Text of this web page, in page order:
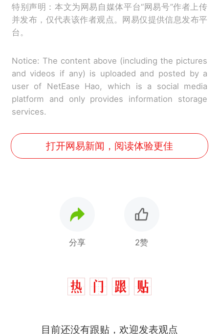
特别声明：本文为网易自媒体平台“网易号”作者上传
并发布，仅代表该作者观点。网易仅提供信息发布平
台。
Notice: The content above (including the pictures
and videos if any) is uploaded and posted by a
user of NetEase Hao, which is a social media
platform and only provides information storage
services.
打开网易新闻，阅读体验更佳
分享 2赞
目前还没有跟贴，欢迎发表观点